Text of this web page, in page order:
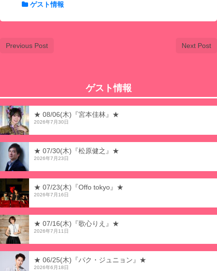
ゲスト情報
Previous Post Next Post
ゲスト情報
★ 08/06(木)『宮本佳林』★
2026年7月30日
★ 07/30(木)『松原健之』★
2026年7月23日
★ 07/23(木)『Offo tokyo』★
2026年7月16日
★ 07/16(木)『歌心りえ』★
2026年7月11日
★ 06/25(木)『パク・ジュニョン』★
2026年6月18日